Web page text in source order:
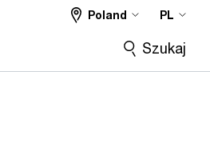
Poland PL
Szukaj